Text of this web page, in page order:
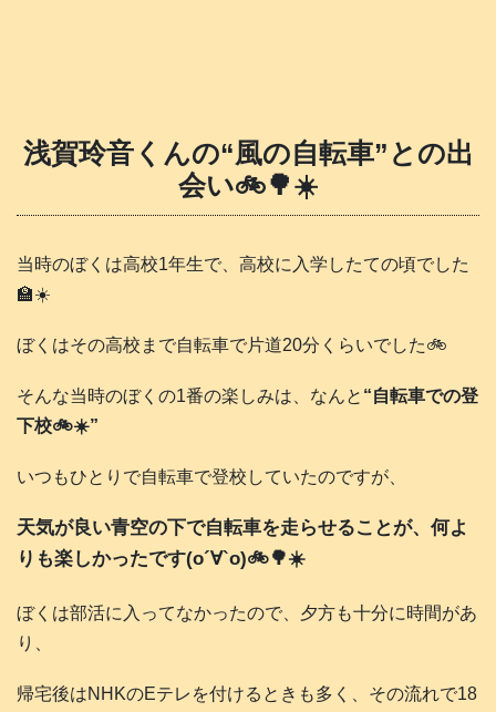
浅賀玲音くんの“風の自転車”との出
会い🚲️🌳☀️
当時のぼくは高校1年生で、高校に入学したての頃でした
🏫☀️
ぼくはその高校まで自転車で片道20分くらいでした🚲️
そんな当時のぼくの1番の楽しみは、なんと “自転車での登
下校🚲️☀️”
いつもひとりで自転車で登校していたのですが、
天気が良い青空の下で自転車を走らせることが、何よ
りも楽しかったです(о´∀`о)🚲️🌳☀️
ぼくは部活に入ってなかったので、夕方も十分に時間があ
り、
帰宅後はNHKのEテレを付けるときも多く、その流れで18